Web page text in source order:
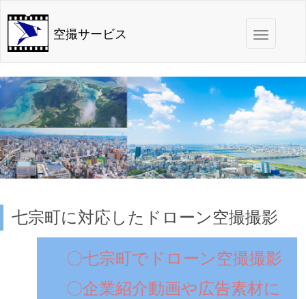
navigation
空撮サービス
七宗町に対応したドローン空撮撮影
〇七宗町でドローン空撮撮影
〇企業紹介動画や広告素材に